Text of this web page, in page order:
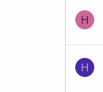
H
H